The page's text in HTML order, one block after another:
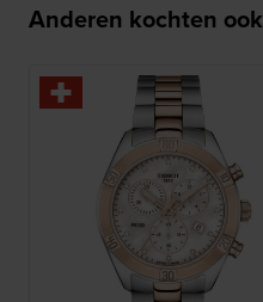
Anderen kochten ook